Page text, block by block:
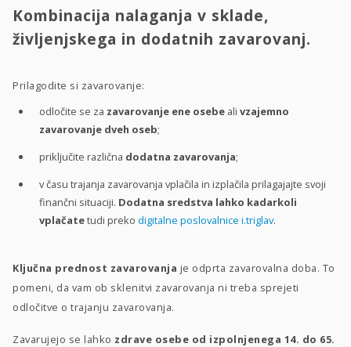
Kombinacija nalaganja v sklade,
življenjskega in dodatnih zavarovanj.
Prilagodite si zavarovanje:
odločite se za zavarovanje ene osebe ali vzajemno
zavarovanje dveh oseb;
priključite različna dodatna zavarovanja;
v času trajanja zavarovanja vplačila in izplačila prilagajajte svoji
finančni situaciji. Dodatna sredstva lahko kadarkoli
vplačatetudi preko digitalne poslovalnice i.triglav.
Ključna prednost zavarovanja je odprta zavarovalna doba. To
pomeni, da vam ob sklenitvi zavarovanja ni treba sprejeti
odločitve o trajanju zavarovanja.
Zavarujejo se lahko zdrave osebe od izpolnjenega 14. do 65.